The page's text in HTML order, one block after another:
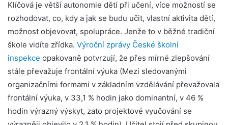
Klíčová je větší autonomie dětí při učení, více možností se
rozhodovat, co, kdy a jak se budu učit, vlastní aktivita dětí,
možnost objevovat, spolupráce. Jenže to v běžné tradiční
škole vidíte zřídka. Výroční zprávy České školní
inspekce opakovaně potvrzují, že přes mírné zlepšování
stále převažuje frontální výuka (Mezi sledovanými
organizačními formami v základním vzdělávání převažovala
frontální výuka, v 33,1 % hodin jako dominantní, v 46 %
hodin výrazný výskyt, zato projektové vyučování se